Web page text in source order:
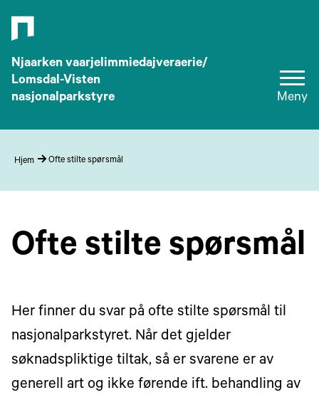
Njaarken vaarjelimmiedajveraerie/
Lomsdal-Visten
nasjonalparkstyre
Meny
Hjem Ofte stilte spørsmål
Ofte stilte spørsmål
Her finner du svar på ofte stilte spørsmål til
nasjonalparkstyret. Når det gjelder
søknadspliktige tiltak, så er svarene er av
generell art og ikke førende ift. behandling av